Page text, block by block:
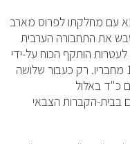
באדר א' תש"ח (4.3.1948) יצא עם מחלקתו לפרוס מארב
את התחבורה הערבית
הותקף הכוח על-ידי
כוחות אויב רבים ומשה נהרג ביחד עם 15 מחבריו. רק כעבור שלושה
כ"ד באלול
עולמים בבית-הקברות הצבאי